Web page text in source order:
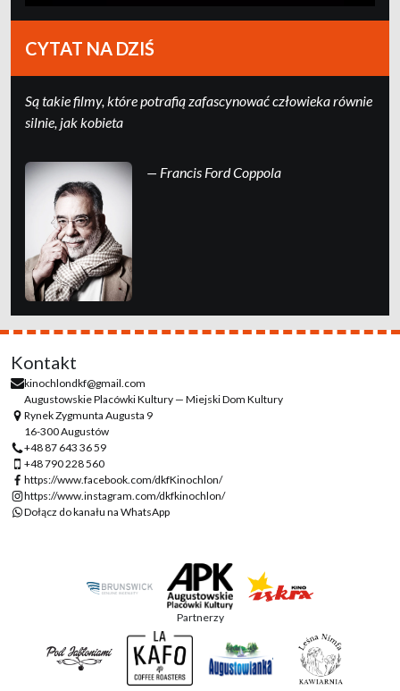
CYTAT NA DZIŚ
Są takie filmy, które potrafią zafascynować człowieka równie
silnie, jak kobieta
— Francis Ford Coppola
Kontakt
kinochlondkf@gmail.com
Augustowskie Placówki Kultury — Miejski Dom Kultury
Rynek Zygmunta Augusta 9
16-300 Augustów
+48 87 643 36 59
+48 790 228 560
https://www.facebook.com/dkfKinochlon/
https://www.instagram.com/dkfkinochlon/
Dołącz do kanału na WhatsApp
Partnerzy